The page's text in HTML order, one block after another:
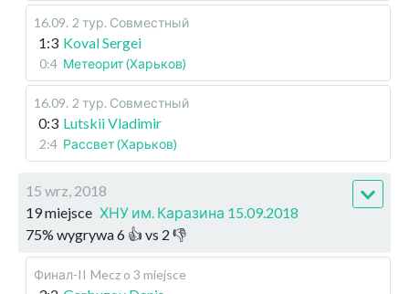
16.09. 2 тур. Совместный
1:3 Koval Sergei
0:4 Метеорит (Харьков)
16.09. 2 тур. Совместный
0:3 Lutskii Vladimir
2:4 Рассвет (Харьков)
15 wrz, 2018
19 miejsce ХНУ им. Каразина 15.09.2018
75% wygrywa6 👍 vs 2 👎
Финал-II Mecz o 3 miejsce